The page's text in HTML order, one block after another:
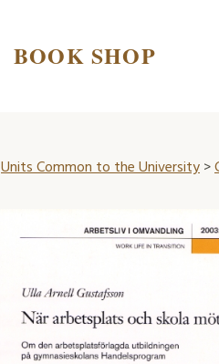
BOOK SHOP
Units Common to the University>